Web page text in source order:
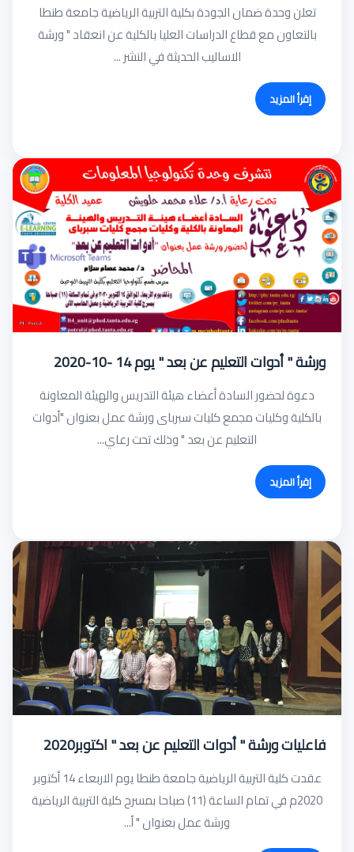
تعلن وحدة ضمان الجودة بكلية التربية الرياضية جامعة طنطا
بالتعاون مع قطاع الدراسات العليا بالكلية عن انعقاد " ورشة
الاساليب الحديثة في النشر ...
إقرأ المزيد
ورشة " أدوات التعليم عن بعد " يوم 14 -10-2020
دعوة لحضور السادة أعضاء هيئة التدريس والهيئة المعاونة
بالكلية وكليات مجمع كليات سبرباى ورشة عمل بعنوان "أدوات
التعليم عن بعد " وذلك تحت رعاي...
إقرأ المزيد
فاعليات ورشة " أدوات التعليم عن بعد " اكتوبر2020
عقدت كلية التربية الرياضية جامعة طنطا يوم الاربعاء 14 أكتوبر
2020م في تمام الساعة (11) صباحا بمسرح كلية التربية الرياضية
ورشة عمل بعنوان " أ...